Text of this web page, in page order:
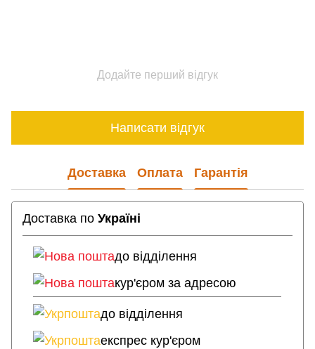
Додайте перший відгук
Написати відгук
Доставка Оплата Гарантія
Доставка по Україні
Нова поштадо відділення
Нова поштакур'єром за адресою
Укрпоштадо відділення
Укрпоштаекспрес кур'єром